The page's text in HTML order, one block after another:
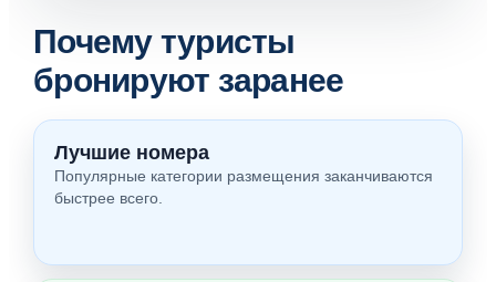
Почему туристы
бронируют заранее
Лучшие номера
Популярные категории размещения заканчиваются
быстрее всего.